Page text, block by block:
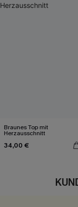
Braunes Top mit
Herzausschnitt
34,00 €